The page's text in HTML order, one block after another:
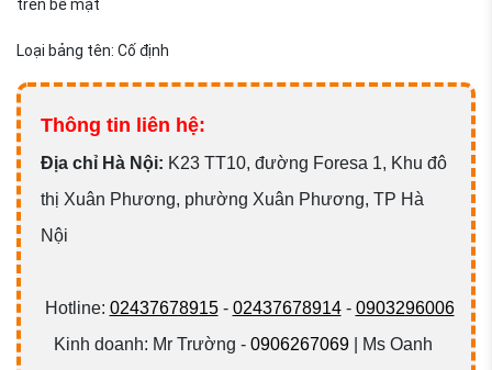
trên bề mặt
Loại bảng tên: Cố định
Thông tin liên hệ:
Địa chỉ Hà Nội: K23 TT10, đường Foresa 1, Khu đô
thị Xuân Phương, phường Xuân Phương, TP Hà
Nội
Hotline: 02437678915- 02437678914- 0903296006
Kinh doanh: Mr Trường - 0906267069| Ms Oanh